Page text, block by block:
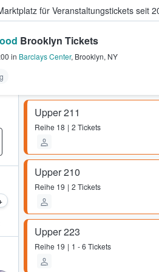
für Veranstaltungstickets seit
Tickets kaufen &
Brooklyn Tickets
in Barclays Center, Brooklyn, NY
Upper 211
Reihe 18 2 Tickets
Upper 210
Reihe 19 2 Tickets
Upper 223
Reihe 19 1 - 6 Tickets